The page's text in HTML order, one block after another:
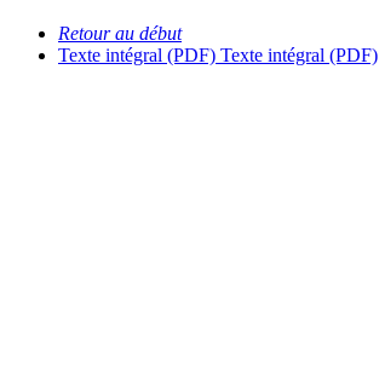
Retour au début
Texte intégral (PDF) Texte intégral (PDF)